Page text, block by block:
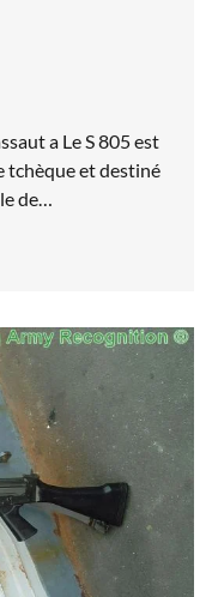
a Le S 805 est
tchèque et destiné
de…